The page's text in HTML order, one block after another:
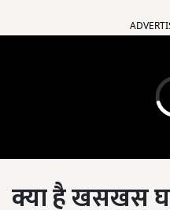
क्या है खसखस